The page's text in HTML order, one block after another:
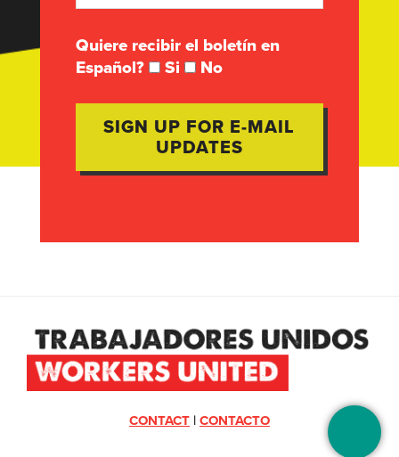
Quiere recibir el boletín en
Español?
Si No
CONTACT |CONTACTO